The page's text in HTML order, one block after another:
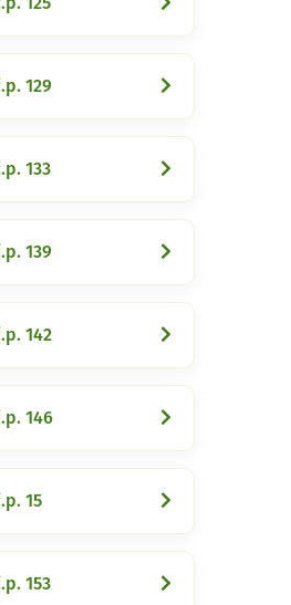
129
133
139
142
146
15
153